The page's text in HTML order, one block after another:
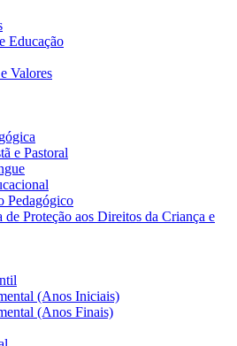
Educação
Valores
e Pastoral
Pedagógico
de Proteção aos Direitos da Criança e
(Anos Iniciais)
(Anos Finais)